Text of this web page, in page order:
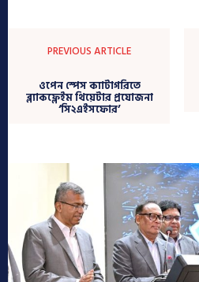
PREVIOUS ARTICLE
ওপেন স্পেস ক্যাটাগরিতে
ব্ল্যাকফ্লেইম থিয়েটার প্রযোজনা
‘সি২এইসফোর’